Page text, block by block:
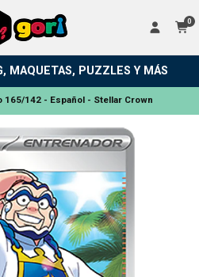
0
MAQUETAS, PUZZLES Y MÁS
165/142 - Español - Stellar Crown